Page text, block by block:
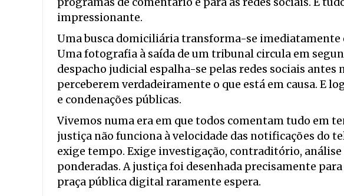
impressionante.
Uma busca domiciliária transforma-se
Uma fotografia à saída de um tribunal circula em
despacho judicial espalha-se pelas redes sociais antes
perceberem verdadeiramente o que está em causa. E
e condenações públicas.
Vivemos numa era em que todos comentam tudo em
justiça não funciona à velocidade das notificações do
exige tempo. Exige investigação, contraditório, análise
ponderadas. A justiça foi desenhada precisamente
praça pública digital raramente espera.